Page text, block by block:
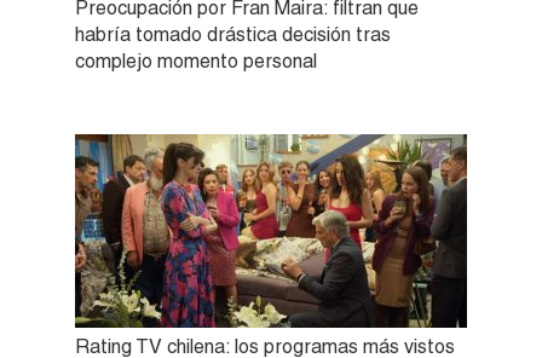
Preocupación por Fran Maira: filtran que
habría tomado drástica decisión tras
complejo momento personal
Rating TV chilena: los programas más vistos